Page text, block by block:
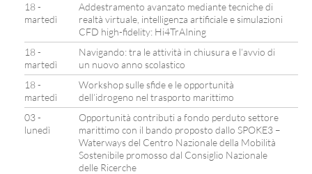
18 -
martedì
Addestramento avanzato mediante tecniche di
realtà virtuale, intelligenza artificiale e simulazioni
CFD high-fidelity: Hi4TrAIning
18 -
martedì
Navigando: tra le attività in chiusura e l’avvio di
un nuovo anno scolastico
18 -
martedì
Workshop sulle sfide e le opportunità
dell’idrogeno nel trasporto marittimo
03 -
lunedì
Opportunità contributi a fondo perduto settore
marittimo con il bando proposto dallo SPOKE3 –
Waterways del Centro Nazionale della Mobilità
Sostenibile promosso dal Consiglio Nazionale
delle Ricerche